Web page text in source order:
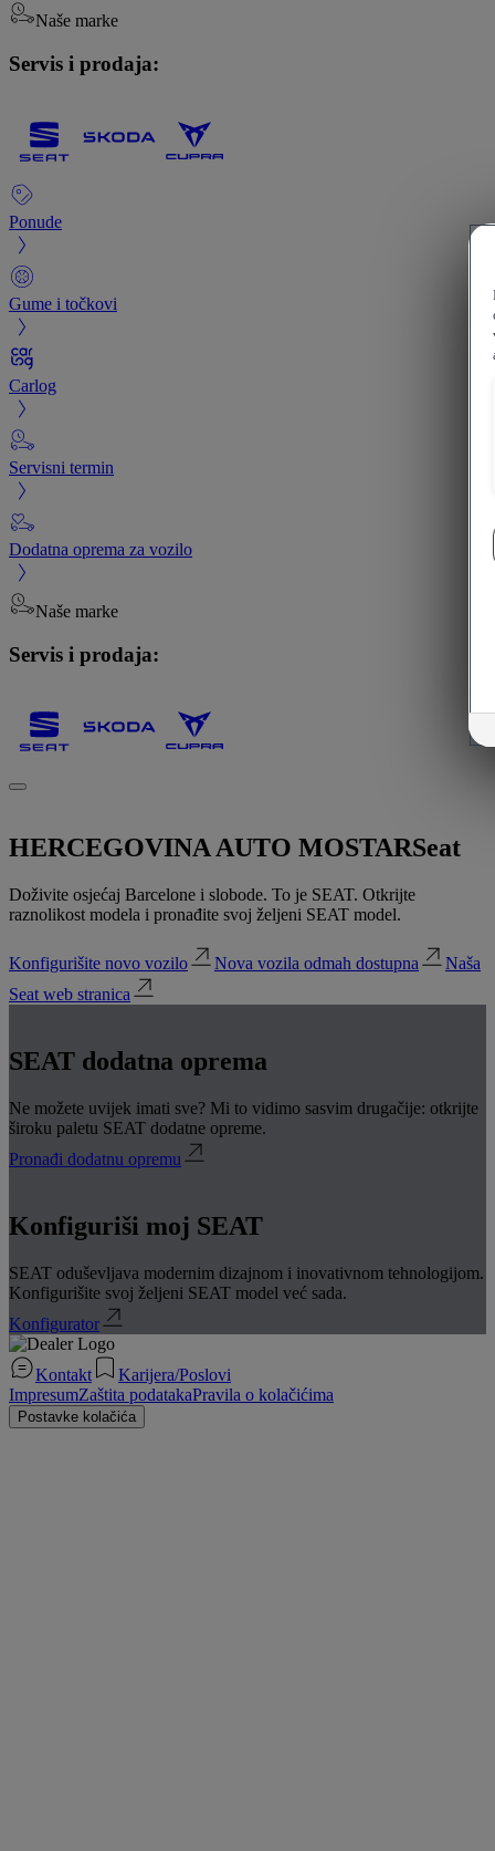
Naše marke
Servis i prodaja:
Ponude
Gume i točkovi
Carlog
Servisni termin
Dodatna oprema za vozilo
Naše marke
Servis i prodaja:
HERCEGOVINA AUTO MOSTARSeat
Doživite osjećaj Barcelone i slobode. To je SEAT. Otkrijte
raznolikost modela i pronađite svoj željeni SEAT model.
Konfigurišite novo vozilo Nova vozila odmah dostupna
Naša
Seat web stranica
SEAT dodatna oprema
Ne možete uvijek imati sve? Mi to vidimo sasvim drugačije: otkrijte
široku paletu SEAT dodatne opreme.
Pronađi dodatnu opremu
Konfiguriši moj SEAT
SEAT oduševljava modernim dizajnom i inovativnom tehnologijom.
Konfigurišite svoj željeni SEAT model već sada.
Konfigurator
Kontakt
Karijera/Poslovi
ImpresumZaštita podatakaPravila o kolačićima
Postavke kolačića